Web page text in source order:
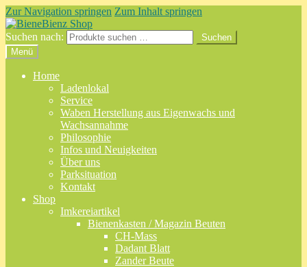
Zur Navigation springen Zum Inhalt springen
Suchen nach:
Suchen
Menü
Home
Ladenlokal
Service
Waben Herstellung aus Eigenwachs und
Wachsannahme
Philosophie
Infos und Neuigkeiten
Über uns
Parksituation
Kontakt
Shop
Imkereiartikel
Bienenkasten / Magazin Beuten
CH-Mass
Dadant Blatt
Zander Beute